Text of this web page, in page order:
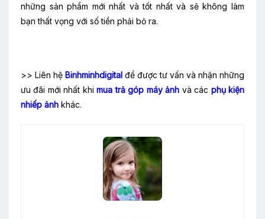
những sản phẩm mới nhất và tốt nhất và sẽ không làm
bạn thất vọng với số tiền phải bỏ ra.
>> Liên hệ Binhminhdigital để được tư vấn và nhận những
ưu đãi mới nhất khimua trả góp máy ảnh và các phụ kiện
nhiếp ảnh khác.